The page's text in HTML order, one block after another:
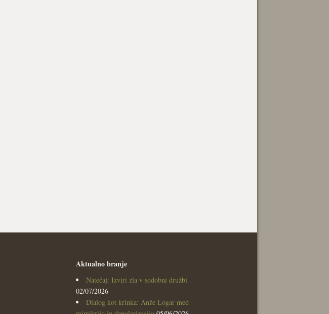
Aktualno branje
Natečaj: Izviri zla v sodobni družbi
02/07/2026
Dialog kot krinka: Anže Logar med